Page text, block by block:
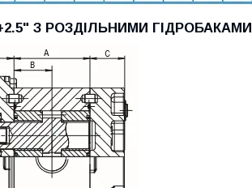
З РОЗДІЛЬНИМИ ГІДРОБАКАМИ